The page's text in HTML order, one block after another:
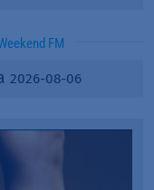
FM
2026-08-06